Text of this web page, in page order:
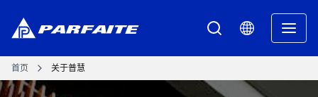
首页 关于普慧